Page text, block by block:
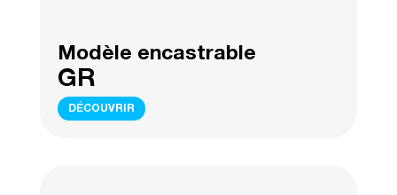
Modèle encastrable
GR
DÉCOUVRIR